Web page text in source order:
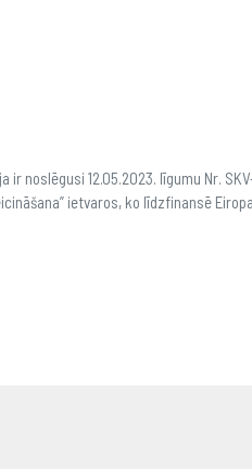
ir noslēgusi 12.05.2023. līgumu Nr.
ietvaros, ko līdzfinansē